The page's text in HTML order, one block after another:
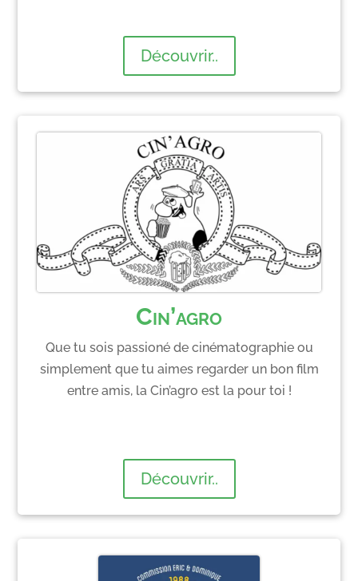
Découvrir..
Cin’agro
Que tu sois passioné de cinématographie ou
simplement que tu aimes regarder un bon film
entre amis, la Cin’agro est la pour toi !
Découvrir..